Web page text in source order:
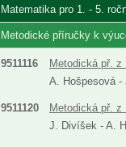
Matematika pro 1. - 5.
Metodické příručky k
9511116
Metodická př.
A. Hošpesová
9511120
Metodická př.
J. Divíšek - A.